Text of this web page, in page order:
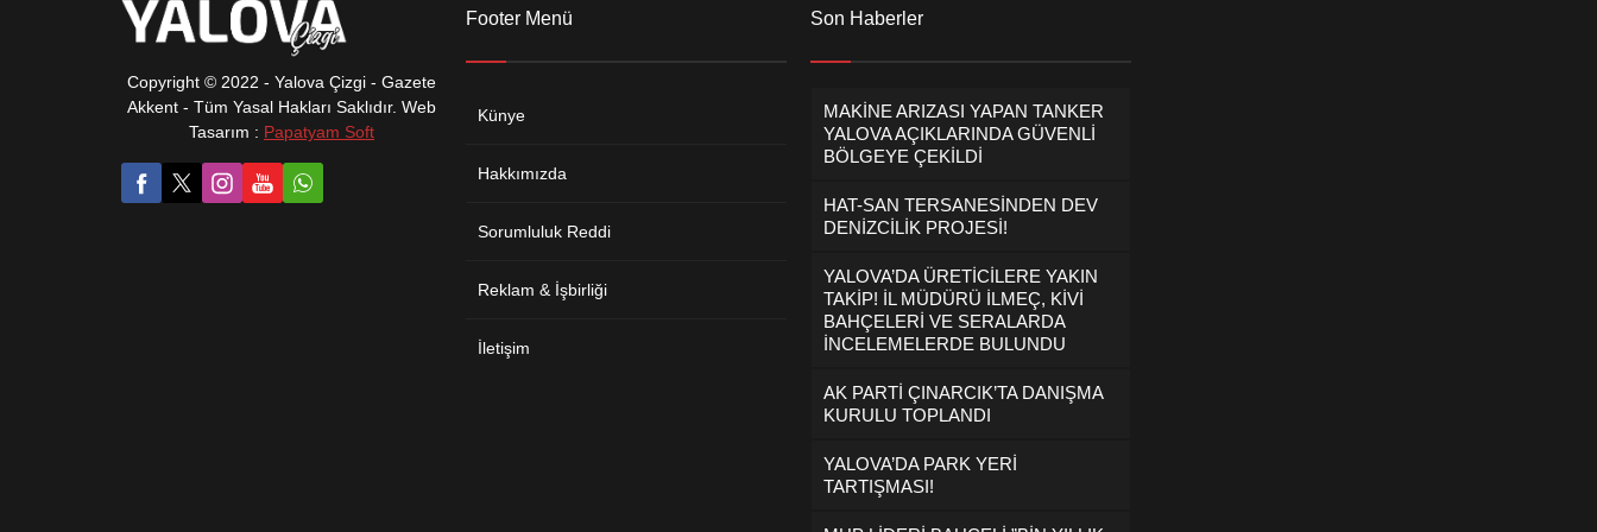
Copyright © 2022 - Yalova Çizgi - Gazete
Akkent - Tüm Yasal Hakları Saklıdır. Web
Tasarım : Papatyam Soft
Footer Menü
Künye
Hakkımızda
Sorumluluk Reddi
Reklam & İşbirliği
İletişim
Son Haberler
MAKİNE ARIZASI YAPAN TANKER
YALOVA AÇIKLARINDA GÜVENLİ
BÖLGEYE ÇEKİLDİ
HAT-SAN TERSANESİNDEN DEV
DENİZCİLİK PROJESİ!
YALOVA’DA ÜRETİCİLERE YAKIN
TAKİP! İL MÜDÜRÜ İLMEÇ, KİVİ
BAHÇELERİ VE SERALARDA
İNCELEMELERDE BULUNDU
AK PARTİ ÇINARCIK’TA DANIŞMA
KURULU TOPLANDI
YALOVA’DA PARK YERİ
TARTIŞMASI!